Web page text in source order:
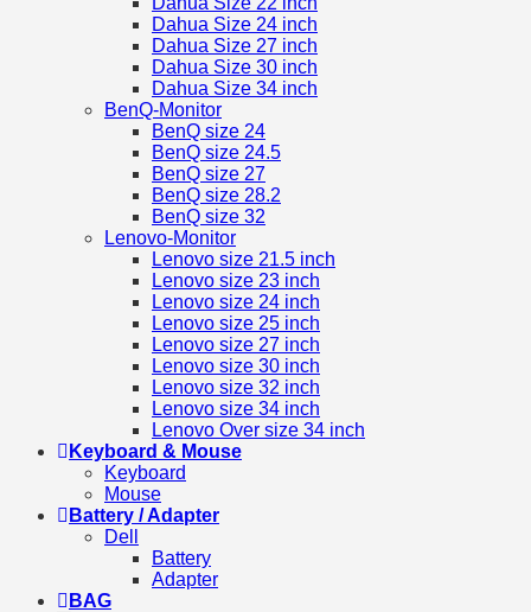
Dahua Size 24 inch
Dahua Size 27 inch
Dahua Size 30 inch
Dahua Size 34 inch
BenQ-Monitor
BenQ size 24
BenQ size 24.5
BenQ size 27
BenQ size 28.2
BenQ size 32
Lenovo-Monitor
Lenovo size 21.5 inch
Lenovo size 23 inch
Lenovo size 24 inch
Lenovo size 25 inch
Lenovo size 27 inch
Lenovo size 30 inch
Lenovo size 32 inch
Lenovo size 34 inch
Lenovo Over size 34 inch
Keyboard & Mouse
Keyboard
Mouse
Battery / Adapter
Dell
Battery
Adapter
BAG